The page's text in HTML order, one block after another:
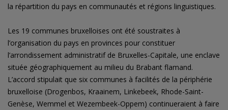
la répartition du pays en communautés et régions linguistiques.
Les 19 communes bruxelloises ont été soustraites à
l’organisation du pays en provinces pour constituer
l’arrondissement administratif de Bruxelles-Capitale, une enclave
située géographiquement au milieu du Brabant flamand.
L’accord stipulait que six communes à facilités de la périphérie
bruxelloise (Drogenbos, Kraainem, Linkebeek, Rhode-Saint-
Genèse, Wemmel et Wezembeek-Oppem) continueraient à faire